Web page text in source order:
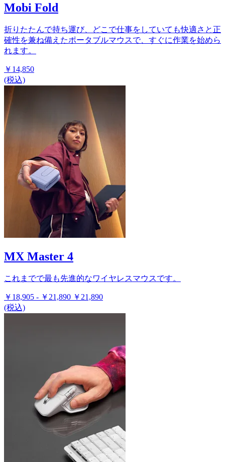
Mobi Fold
折りたたんで持ち運び、どこで仕事をしていても快適さと正
確性を兼ね備えたポータブルマウスで、すぐに作業を始めら
れます。
￥14,850
(税込)
MX Master 4
これまでで最も先進的なワイヤレスマウスです。
￥18,905 - ￥21,890 ￥21,890
(税込)